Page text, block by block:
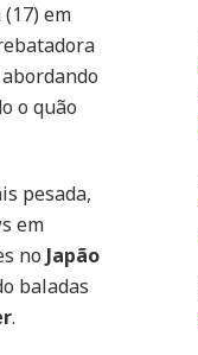
em
o quão
pesada,
em
no Japão
baladas
.